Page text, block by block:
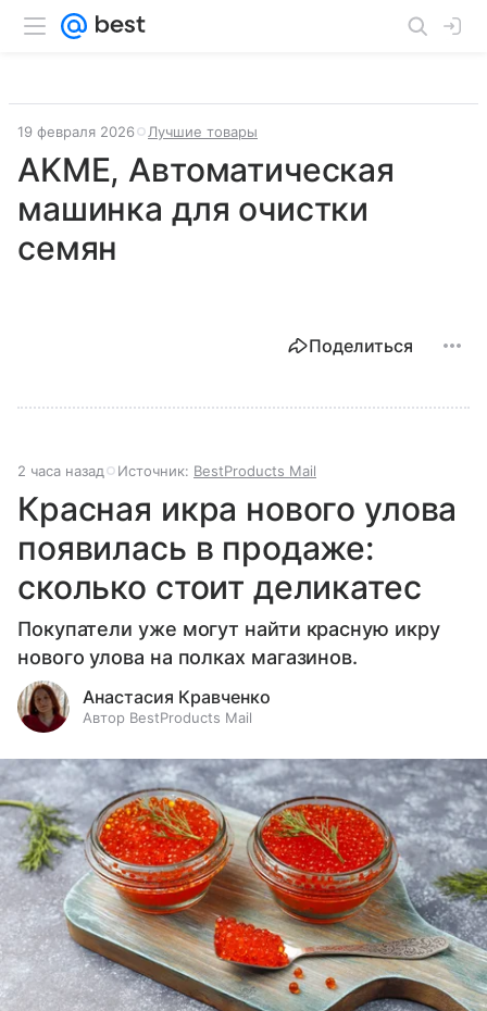
19 февраля 2026 Лучшие товары
AKME, Автоматическая
машинка для очистки
семян
Поделиться
2 часа назад Источник: BestProducts Mail
Красная икра нового улова
появилась в продаже:
сколько стоит деликатес
Покупатели уже могут найти красную икру
нового улова на полках магазинов.
Анастасия Кравченко
Автор BestProducts Mail